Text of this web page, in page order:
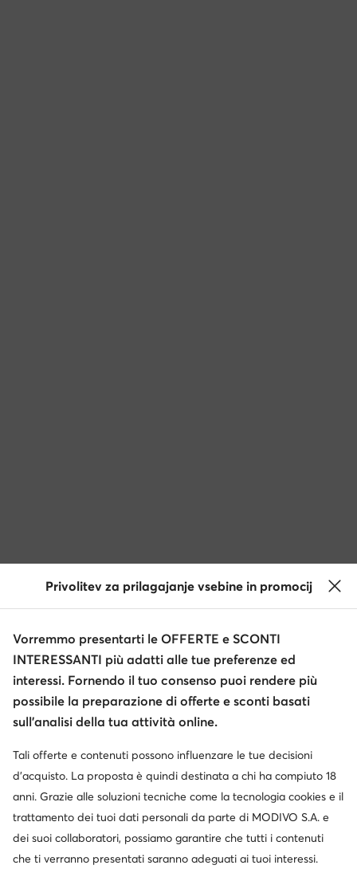
Privolitev za prilagajanje vsebine in promocij
Vorremmo presentarti le OFFERTE e SCONTI
INTERESSANTI più adatti alle tue preferenze ed
interessi. Fornendo il tuo consenso puoi rendere più
possibile la preparazione di offerte e sconti basati
sull’analisi della tua attività online.
Tali offerte e contenuti possono influenzare le tue decisioni
d’acquisto. La proposta è quindi destinata a chi ha compiuto 18
anni. Grazie alle soluzioni tecniche come la tecnologia cookies e il
trattamento dei tuoi dati personali da parte di MODIVO S.A. e
dei suoi collaboratori, possiamo garantire che tutti i contenuti
che ti verranno presentati saranno adeguati ai tuoi interessi.